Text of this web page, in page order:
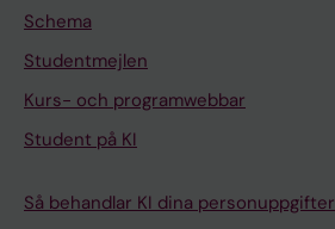
Schema
Studentmejlen
Kurs- och programwebbar
Student på KI
Så behandlar KI dina personuppgifter